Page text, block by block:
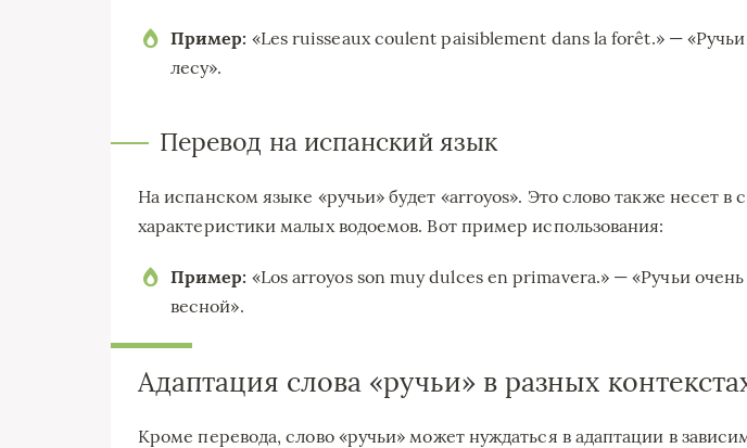
Пример: «Les ruisseaux coulent paisiblement dans la forêt.» —
лесу».
Перевод на испанский язык
На испанском языке «ручьи» будет «arroyos». Это слово также несет в
характеристики малых водоемов. Вот пример использования:
Пример: «Los arroyos son muy dulces en primavera.» — «Ручьи
весной».
Адаптация слова «ручьи» в разных
Кроме перевода, слово «ручьи» может нуждаться в адаптации в